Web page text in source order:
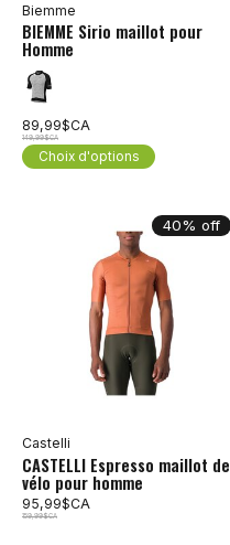
Biemme
BIEMME Sirio maillot pour
Homme
89,99$CA
149,99$CA
Choix d'options
40% off
Castelli
CASTELLI Espresso maillot de
vélo pour homme
95,99$CA
159,99$CA